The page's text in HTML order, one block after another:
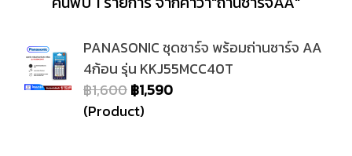
PANASONIC ชุดชาร์จ พร้อมถ่านชาร์จ AA
4ก้อน รุ่น KKJ55MCC40T
฿1,600฿1,590
(Product)